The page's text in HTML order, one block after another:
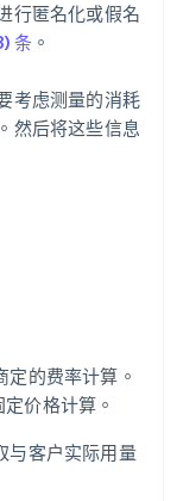
行匿名化或假名
条。
考虑测量的消耗
然后将这些信息
定的费率计算。
价格计算。
与客户实际用量